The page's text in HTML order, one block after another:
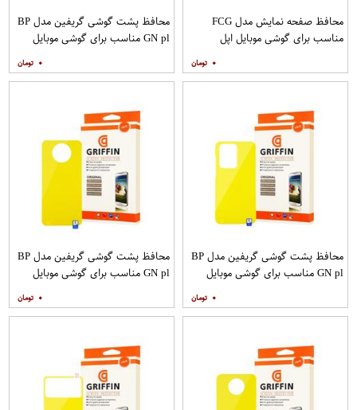
محافظ صفحه نمایش مدل FCG
مناسب برای گوشی موبایل اپل
۰
محافظ پشت گوشی گریفین مدل BP
GN pl مناسب برای گوشی موبایل
۰
محافظ پشت گوشی گریفین مدل BP
GN pl مناسب برای گوشی موبایل
۰
محافظ پشت گوشی گریفین مدل BP
GN pl مناسب برای گوشی موبایل
۰